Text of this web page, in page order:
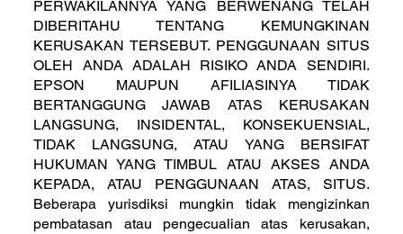
PERWAKILANNYA YANG BERWENANG TELAH
DIBERITAHU TENTANG KEMUNGKINAN
KERUSAKAN TERSEBUT. PENGGUNAAN SITUS
OLEH ANDA ADALAH RISIKO ANDA SENDIRI.
EPSON MAUPUN AFILIASINYA TIDAK
BERTANGGUNG JAWAB ATAS KERUSAKAN
LANGSUNG, INSIDENTAL, KONSEKUENSIAL,
TIDAK LANGSUNG, ATAU YANG BERSIFAT
HUKUMAN YANG TIMBUL ATAU AKSES ANDA
KEPADA, ATAU PENGGUNAAN ATAS, SITUS.
Beberapa yurisdiksi mungkin tidak mengizinkan
pembatasan atau pengecualian atas kerusakan,